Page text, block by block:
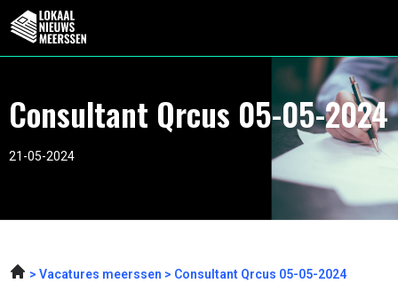
Consultant Qrcus 05-05-2024
21-05-2024
Vacatures meerssen Consultant Qrcus 05-05-2024